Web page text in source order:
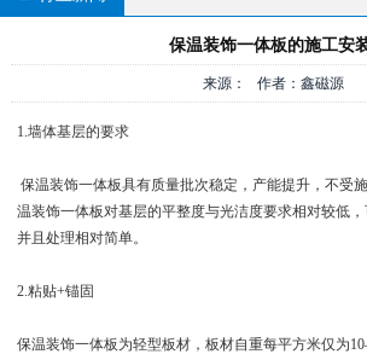
保温装饰一体板的施工安
来源： 作者：鑫磁源
1.墙体基层的要求
保温装饰一体板具有质量批次稳定，产能提升，不受
温装饰一体板对基层的平整度与光洁度要求相对较低，
并且处理相对简单。
2.粘贴+锚固
保温装饰一体板为轻型板材，板材自重每平方米仅为